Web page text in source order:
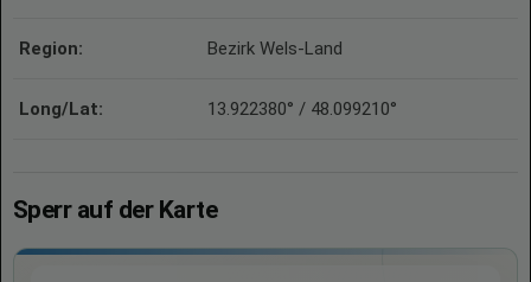
Region: Bezirk Wels-Land
Long/Lat: 13.922380° / 48.099210°
Sperr auf der Karte